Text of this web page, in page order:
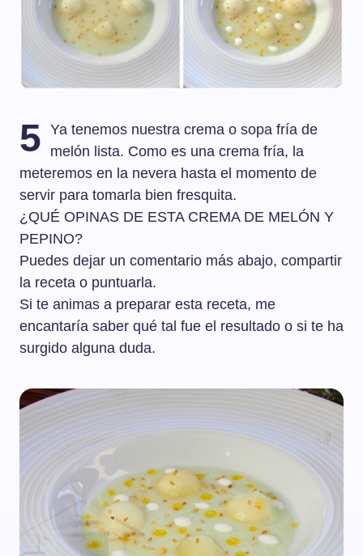
5
Ya tenemos nuestra crema o sopa fría de
melón lista. Como es una crema fría, la
meteremos en la nevera hasta el momento de
servir para tomarla bien fresquita.
¿QUÉ OPINAS DE ESTA CREMA DE MELÓN Y
PEPINO?
Puedes dejar un comentario más abajo, compartir
la receta o puntuarla.
Si te animas a preparar esta receta, me
encantaría saber qué tal fue el resultado o si te ha
surgido alguna duda.